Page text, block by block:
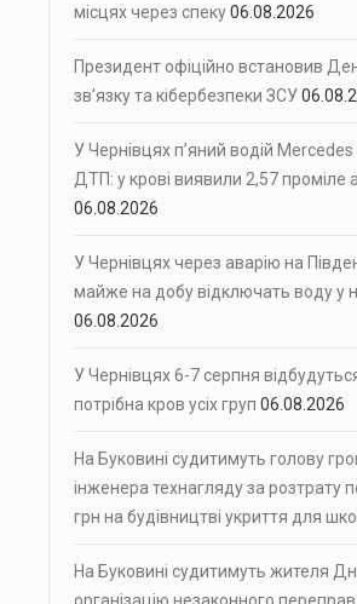
місцях через спеку06.08.2026
Президент офіційно встановив
зв’язку та кібербезпеки ЗСУ
У Чернівцях п’яний водій
ДТП: у крові виявили 2,57 проміле
06.08.2026
У Чернівцях через аварію на
майже на добу відключать воду у
06.08.2026
У Чернівцях 6-7 серпня
потрібна кров усіх груп 06.08.2026
На Буковині судитимуть голову
інженера технагляду за розтрату
грн на будівництві укриття для
На Буковині судитимуть жителя